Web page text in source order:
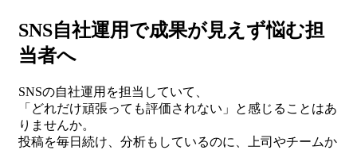
SNS自社運用で成果が見えず悩む担
当者へ
SNSの自社運用を担当していて、
「どれだけ頑張っても評価されない」と感じることはあ
りませんか。
投稿を毎日続け、分析もしているのに、上司やチームか